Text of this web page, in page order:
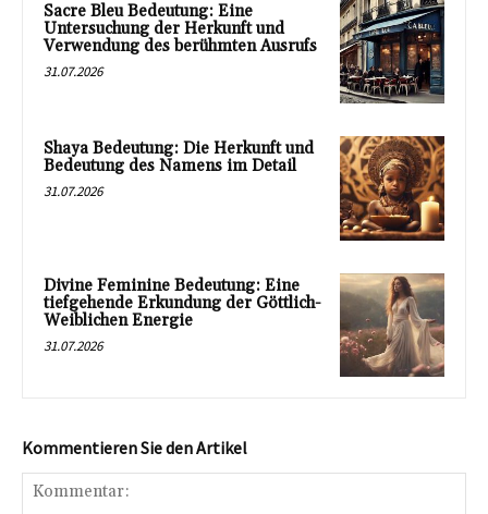
Sacre Bleu Bedeutung: Eine
Untersuchung der Herkunft und
Verwendung des berühmten Ausrufs
31.07.2026
Shaya Bedeutung: Die Herkunft und
Bedeutung des Namens im Detail
31.07.2026
Divine Feminine Bedeutung: Eine
tiefgehende Erkundung der Göttlich-
Weiblichen Energie
31.07.2026
Kommentieren Sie den Artikel